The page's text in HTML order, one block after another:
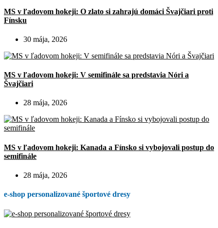
MS v ľadovom hokeji: O zlato si zahrajú domáci Švajčiari proti
Fínsku
30 mája, 2026
MS v ľadovom hokeji: V semifinále sa predstavia Nóri a
Švajčiari
28 mája, 2026
MS v ľadovom hokeji: Kanada a Fínsko si vybojovali postup do
semifinále
28 mája, 2026
e-shop personalizované športové dresy